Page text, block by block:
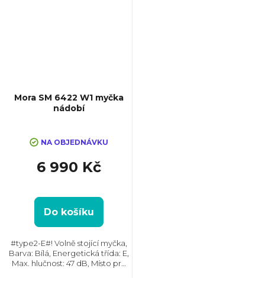
Mora SM 6422 W1 myčka
nádobí
NA OBJEDNÁVKU
6 990 Kč
Do košíku
#type2-E#! Volně stojící myčka,
Barva: Bílá, Energetická třída: E,
Max. hlučnost: 47 dB, Místo pro